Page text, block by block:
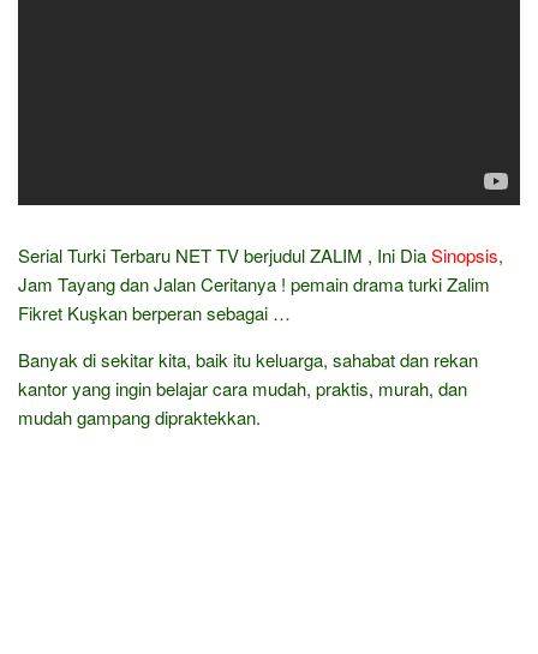
Serial Turki Terbaru NET TV berjudul ZALIM , Ini DiaSinopsis,
Jam Tayang dan Jalan Ceritanya ! pemain drama turki Zalim
Fikret Kuşkan berperan sebagai …
Banyak di sekitar kita, baik itu keluarga, sahabat dan rekan
kantor yang ingin belajar cara mudah, praktis, murah, dan
mudah gampang dipraktekkan.